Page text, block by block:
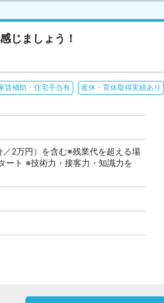
じましょう！
賃補助・住宅手当有 産休・育休取得実績あり
2万円）を含む※残業代を超える場
ート ※技術力・接客力・知識力を